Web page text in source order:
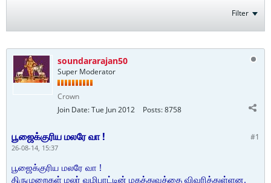
Filter
soundararajan50
Super Moderator
Crown
Join Date:Tue Jun 2012 Posts:8758
#1
பூஜைக்குரிய மலரே வா !
26-08-14, 15:37
பூஜைக்குரிய மலரே வா !
திருமுறைகள் மலர் வழிபாட்டின் மகத்துவத்தை விவரித்துள்ளன.